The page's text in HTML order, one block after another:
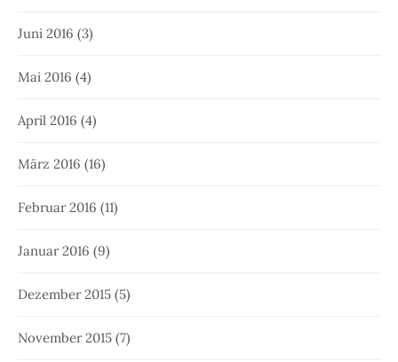
Juni 2016 (3)
Mai 2016 (4)
April 2016 (4)
März 2016 (16)
Februar 2016 (11)
Januar 2016 (9)
Dezember 2015 (5)
November 2015 (7)